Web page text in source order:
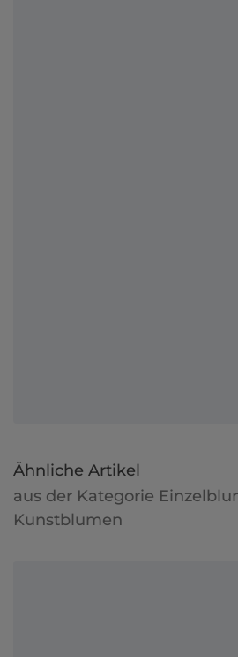
Ähnliche Artikel
aus der Kategorie
Kunstblumen